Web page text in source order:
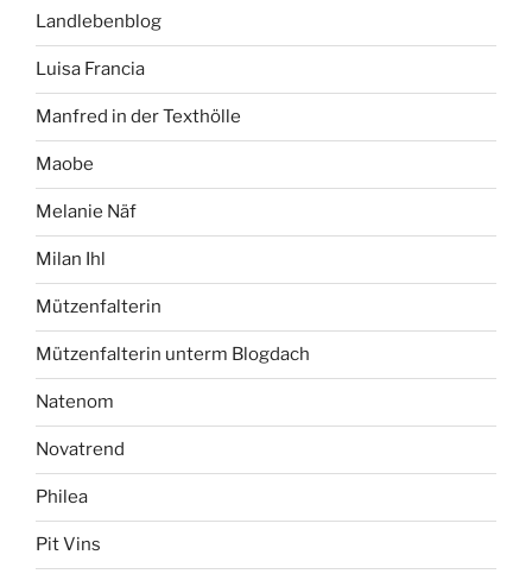
Landlebenblog
Luisa Francia
Manfred in der Texthölle
Maobe
Melanie Näf
Milan Ihl
Mützenfalterin
Mützenfalterin unterm Blogdach
Natenom
Novatrend
Philea
Pit Vins